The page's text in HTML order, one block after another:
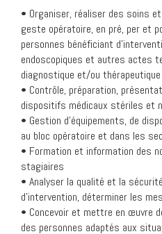
• Organiser, réaliser des soins
geste opératoire, en pré, per et
personnes bénéficiant
endoscopiques et autres actes
diagnostique et/ou thérapeutique
• Contrôle, préparation,
dispositifs médicaux stériles et
• Gestion d’équipements, de
au bloc opératoire et dans les
• Formation et information des
stagiaires
• Analyser la qualité et la
d’intervention, déterminer les
• Concevoir et mettre en œuvre
des personnes adaptés aux